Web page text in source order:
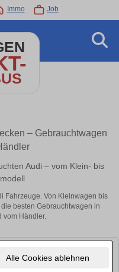
Alle Cookies ablehnen
Immo Job
– Gebrauchtwagen
Audi – vom Klein- bis
Fahrzeuge. Von Kleinwagen bis
besten Gebrauchtwagen in
vom Händler.
Autos finden. Schauen Sie